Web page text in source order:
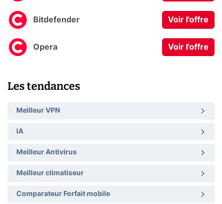
Bitdefender Voir l'offre
Opera Voir l'offre
Les tendances
Meilleur VPN
IA
Meilleur Antivirus
Meilleur climatiseur
Comparateur Forfait mobile